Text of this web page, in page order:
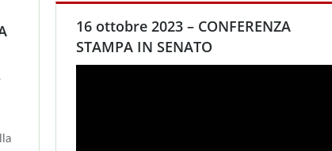
16 ottobre 2023 – CONFERENZA
STAMPA IN SENATO